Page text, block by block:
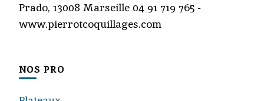
Prado, 13008 Marseille 04 91 719 765 -
www.pierrotcoquillages.com
NOS PRO